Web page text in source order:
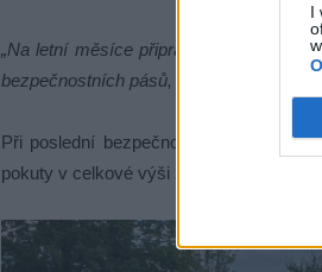
I
„Na letní měsíce připravujeme
bezpečnostních pásů, technický stav
Při poslední bezpečnostní akci o
pokuty v celkové výši 27 500 korun. Dva